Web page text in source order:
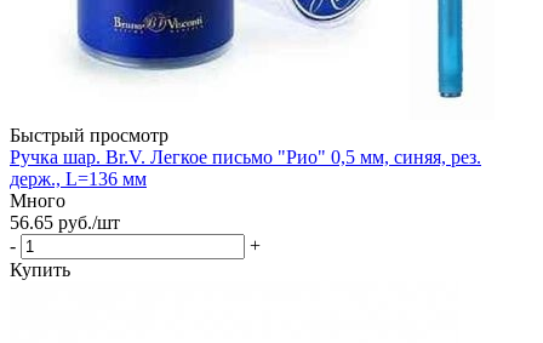
Быстрый просмотр
Ручка шар. Br.V. Легкое письмо "Рио" 0,5 мм, синяя, рез.
держ., L=136 мм
Много
56.65 руб./шт
-
+
Купить